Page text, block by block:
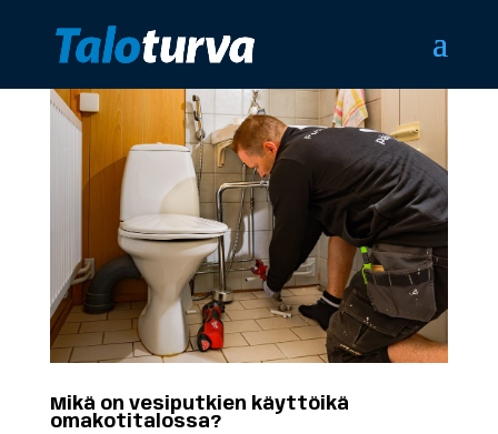
Mikä on vesiputkien käyttöikä
omakotitalossa?